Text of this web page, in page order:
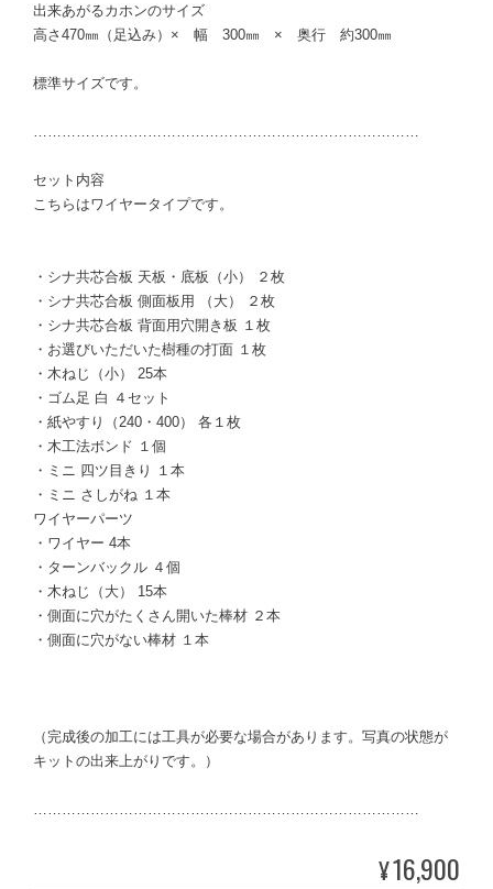
出来あがるカホンのサイズ
高さ470㎜（足込み）× 幅 300㎜ × 奥行 約300㎜
標準サイズです。
セット内容
こちらはワイヤータイプです。
・シナ共芯合板 天板・底板（小） ２枚
・シナ共芯合板 側面板用 （大） ２枚
・シナ共芯合板 背面用穴開き板 １枚
・お選びいただいた樹種の打面 １枚
・木ねじ（小） 25本
・ゴム足 白 ４セット
・紙やすり（240・400） 各１枚
・木工法ボンド １個
・ミニ 四ツ目きり １本
・ミニ さしがね １本
ワイヤーパーツ
・ワイヤー 4本
・ターンバックル ４個
・木ねじ（大） 15本
・側面に穴がたくさん開いた棒材 ２本
・側面に穴がない棒材 １本
（完成後の加工には工具が必要な場合があります。写真の状態が
キットの出来上がりです。）
¥16,900